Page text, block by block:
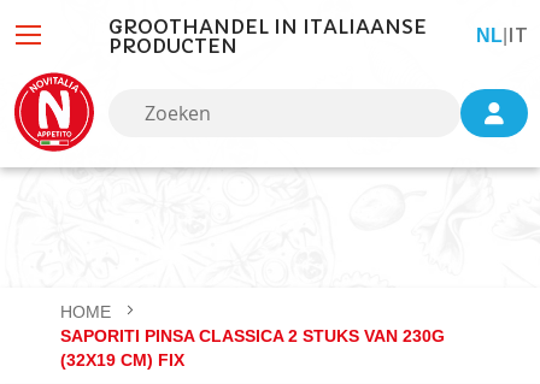
GROOTHANDEL IN ITALIAANSE
PRODUCTEN
TAALNL IT
HOME
SAPORITI PINSA CLASSICA 2 STUKS VAN 230G
(32X19 CM) FIX